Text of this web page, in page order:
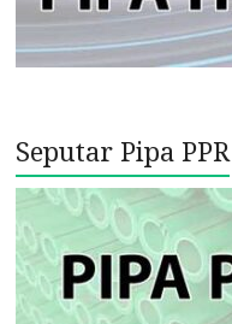
Seputar Pipa PPR